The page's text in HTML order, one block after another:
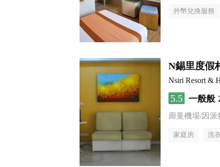
外幣兌換服務
N錫里度假
Nsiri Resort &
5.5 一般般
廊曼機場/因
家庭房 洗